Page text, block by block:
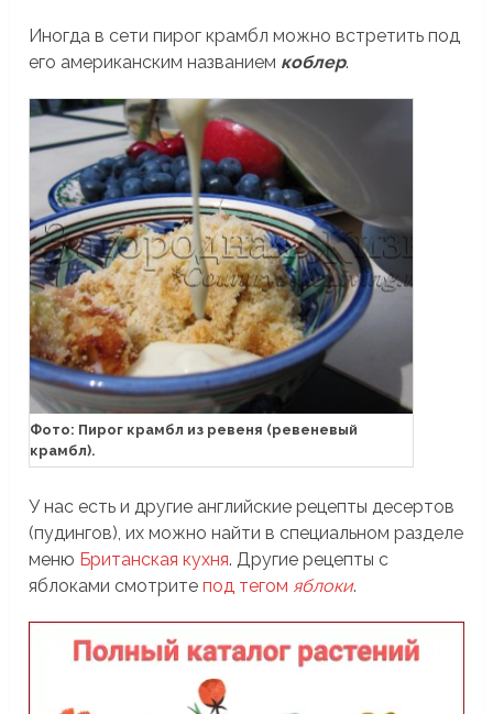
Иногда в сети пирог крамбл можно встретить под
его американским названием коблер.
Фото: Пирог крамбл из ревеня (ревеневый
крамбл).
У нас есть и другие английские рецепты десертов
(пудингов), их можно найти в специальном разделе
меню Британская кухня. Другие рецепты с
яблоками смотритепод тегом яблоки.